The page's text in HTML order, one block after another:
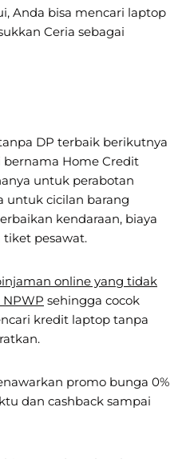
Anda bisa mencari laptop
Ceria sebagai
DP terbaik berikutnya
bernama Home Credit
untuk perabotan
untuk cicilan barang
kendaraan, biaya
pesawat.
online yang tidak
sehingga cocok
kredit laptop tanpa
promo bunga 0%
dan cashback sampai